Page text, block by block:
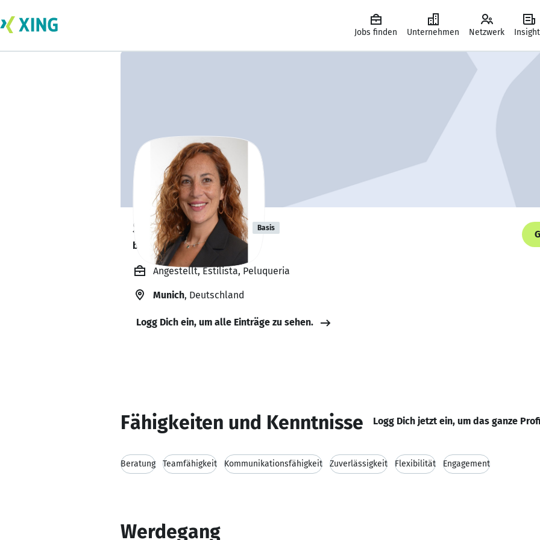
Jobs finden Unternehmen Netzwerk
Sabrina Suárez Basis
busca nuevos proyectos. 🔎
Angestellt, Estilista, Peluqueria
Munich, Deutschland
Logg Dich ein, um alle Einträge zu sehen.
Fähigkeiten und Kenntnisse Logg Dich jetzt ein, um das ganze
Beratung Teamfähigkeit Kommunikationsfähigkeit Zuverlässigkeit Flexibilität Engagement
Werdegang